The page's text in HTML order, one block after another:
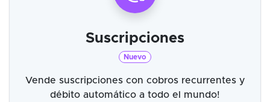
Suscripciones
Nuevo
Vende suscripciones con cobros recurrentes y
débito automático a todo el mundo!